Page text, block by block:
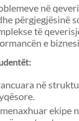
në
përgjegjësinë
të
e
në
ekipe